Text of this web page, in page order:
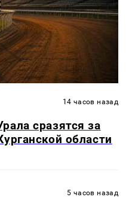
14 часов назад
сразятся за
области
5 часов назад